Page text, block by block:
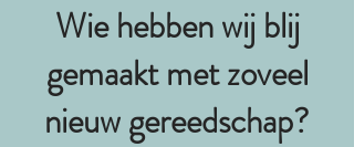
Wie hebben wij blij
gemaakt met zoveel
nieuw gereedschap?